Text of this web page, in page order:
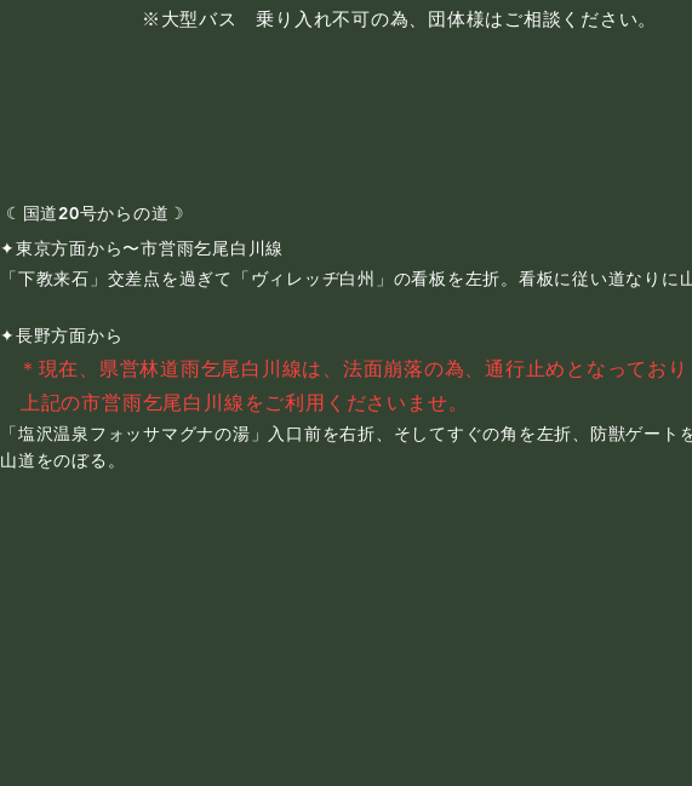
※ 大型バス 乗り入れ不可の為、団体様はご相談ください。
☾国道20号からの道☽
✦東京方面から〜市営雨乞尾白川線
「下教来石」交差点を過ぎて「ヴィレッヂ白州」の看板を左折。看板に従い道なりに
✦長野方面から
＊現在、県営林道雨乞尾白川線は、法面崩落の為、通行止めとなってお
​ 上記の市営雨乞尾白川線をご利用くださいませ。​​
「塩沢温泉フォッサマグナの湯」入口前を右折、そしてすぐの角を左折、防獣ゲート
山道をのぼる。